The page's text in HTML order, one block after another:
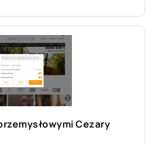
Cezary